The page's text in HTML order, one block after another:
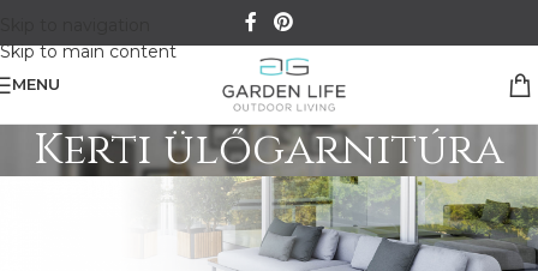
Skip to main content
MENU
Kerti ülőgarnitúra